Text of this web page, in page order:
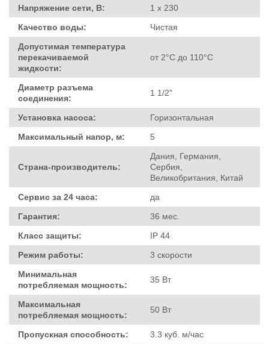
Напряжение сети, В:
1 х 230
Качество воды:
Чистая
Допустимая температура
перекачиваемой
жидкости:
от 2°C до 110°C
Диаметр разъема
соединения:
1 1/2"
Установка насоса:
Горизонтальная
Максимальный напор, м:
5
Страна-производитель:
Дания, Германия,
Сербия,
Великобритания, Китай
Сервис за 24 часа:
да
Гарантия:
36 мес.
Класс защиты:
IP 44
Режим работы:
3 скорости
Минимальная
потребляемая мощность:
35 Вт
Максимальная
потребляемая мощность:
50 Вт
Пропускная способность:
3.3 куб. м/час